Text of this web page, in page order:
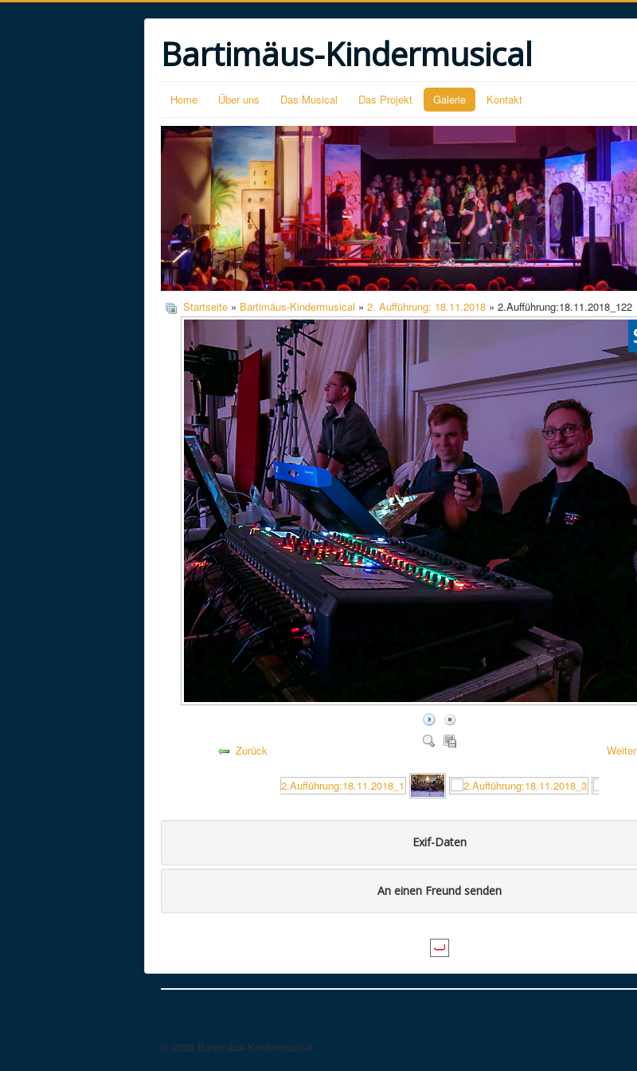
Bartimäus-Kindermusical
Home Über uns Das Musical Das Projekt Galerie Kontakt
Startseite » Bartimäus-Kindermusical » 2. Aufführung: 18.11.2018 » 2.Aufführung:18.11.2018_122
Zurück Weiter
Exif-Daten
An einen Freund senden
© 2026 Bartimäus-Kindermusical